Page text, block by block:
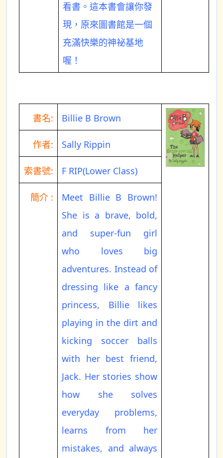
看書。這本書會讓你發
現，原來圖書館是一個
充滿快樂的神祕基地
喔！
書名: Billie B Brown
作者: Sally Rippin
索書號: F RIP(Lower Class)
簡介 :
Meet Billie B Brown!
She is a brave, bold,
and super-fun girl
who loves big
adventures. Instead of
dressing like a fancy
princess, Billie likes
playing in the dirt and
kicking soccer balls
with her best friend,
Jack. Her stories show
how she solves
everyday problems,
learns from her
mistakes, and always